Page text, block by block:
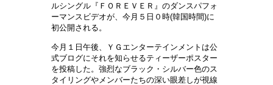
ルシングル『ＦＯＲＥＶＥＲ』のダンスパフォ
ーマンスビデオが、今月５日０時(韓国時間)に
初公開される。
今月１日午後、ＹＧエンターテインメントは公
式ブログにそれを知らせるティーザーポスター
を投稿した。強烈なブラック・シルバー色のス
タイリングやメンバーたちの深い眼差しが視線